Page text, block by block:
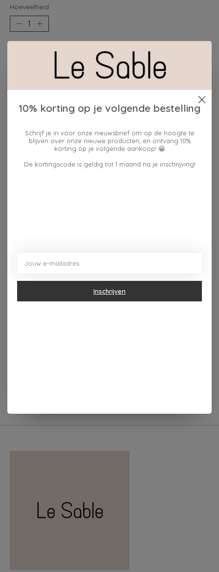
Hoeveelheid:
Toevoegen aan winkelwagen
Plaats bestelling
Toevoegen om te vergelijken
Reviews (0)
sterren op basis van0
Je beoordeling toevoegen
10% korting op je volgende bestelling
Schrijf je in voor onze nieuwsbrief om op de hoogte te
blijven over onze nieuwe producten, en ontvang 10%
korting op je volgende aankoop! 😀
De kortingscode is geldig tot 1 maand na je inschrijving!
Inschrijven